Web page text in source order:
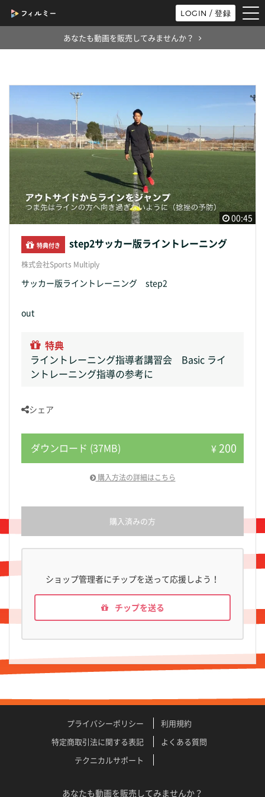
LOGIN / 登録
あなたも動画を販売してみませんか？
00:45
特典付き step2サッカー版ライントレーニング
株式会社Sports Multiply
サッカー版ライントレーニング step2
out
特典
ライントレーニング指導者講習会 Basic ライ
ントレーニング指導の参考に
シェア
ダウンロード (37MB) ¥200
購入方法の詳細はこちら
購入済みの方
ショップ管理者にチップを送って応援しよう！
チップを送る
プライバシーポリシー
利用規約
特定商取引法に関する表記
よくある質問
テクニカルサポート
あなたも動画を販売してみませんか？